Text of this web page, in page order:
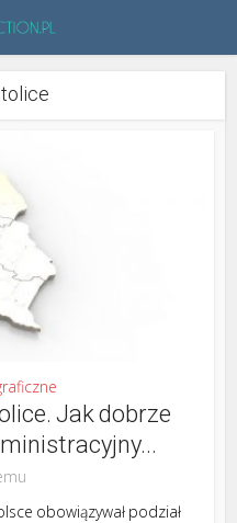
Jak dobrze
obowiązywał podział